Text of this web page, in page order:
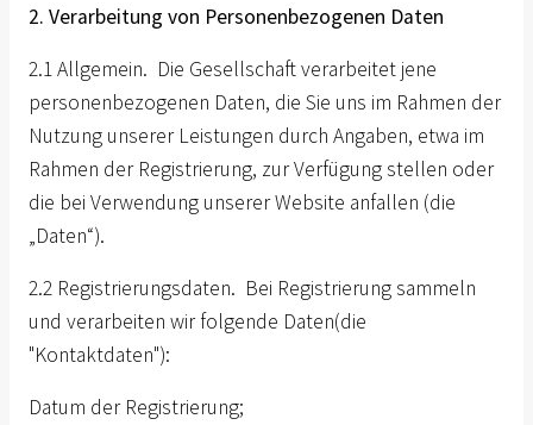
2. Verarbeitung von Personenbezogenen Daten
2.1 Allgemein. Die Gesellschaft verarbeitet jene
personenbezogenen Daten, die Sie uns im Rahmen der
Nutzung unserer Leistungen durch Angaben, etwa im
Rahmen der Registrierung, zur Verfügung stellen oder
die bei Verwendung unserer Website anfallen (die
„Daten“).
2.2 Registrierungsdaten. Bei Registrierung sammeln
und verarbeiten wir folgende Daten(die
"Kontaktdaten"):
Datum der Registrierung;